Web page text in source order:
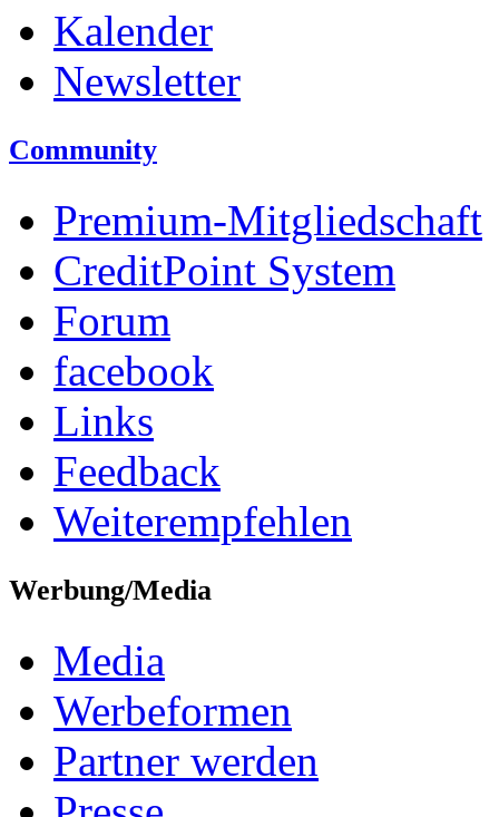
Kalender
Newsletter
Community
Premium-Mitgliedschaft
CreditPoint System
Forum
facebook
Links
Feedback
Weiterempfehlen
Werbung/Media
Media
Werbeformen
Partner werden